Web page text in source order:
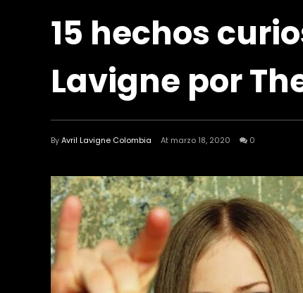
15 hechos
Lavigne por
ByAvril Lavigne Colombia At marzo 18, 2020 0